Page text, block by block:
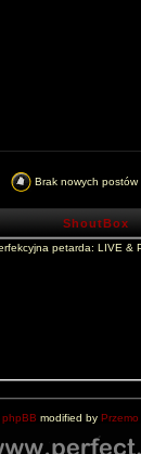
Brak nowych postów
ShoutBox
phpBB modified by Przemo